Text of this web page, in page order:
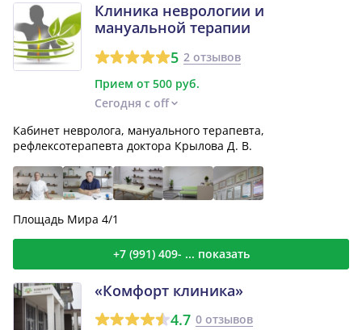
Клиника неврологии и
мануальной терапии
5 2 отзывов
Прием от 500 руб.
Сегодня с off
Кабинет невролога, мануального терапевта,
рефлексотерапевта доктора Крылова Д. В.
Площадь Мира 4/1
+7 (991) 409- ... показать
«Комфорт клиника»
4.7 0 отзывов